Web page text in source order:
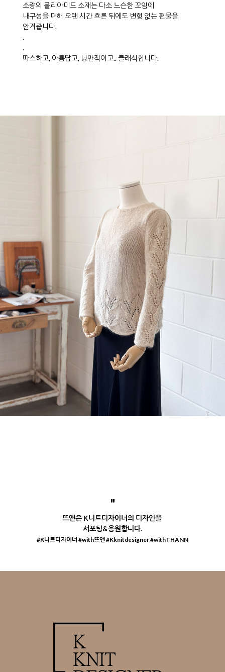
소량의 풀리아미드 소재는 다소 느슨한 꼬임에
내구성을 더해 오랜 시간 흐른 뒤에도 변형 없는 편물을
안겨줍니다.
.
.
따스하고, 아름답고, 낭만적이고.. 클래식합니다.
"
뜨앤은 K니트디자이너의 디자인을
서포팅&응원합니다.
#K니트디자이너 #with뜨앤 #Kknitdesigner #withTHANN